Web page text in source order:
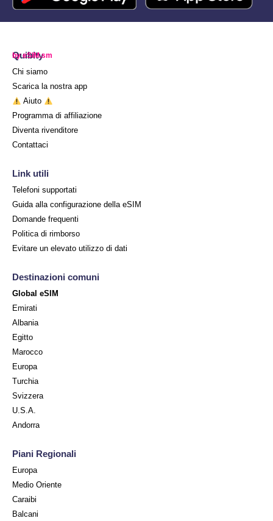
Quibity
by eSIM.sm
Chi siamo
Scarica la nostra app
Aiuto
Programma di affiliazione
Diventa rivenditore
Contattaci
Link utili
Telefoni supportati
Guida alla configurazione della eSIM
Domande frequenti
Politica di rimborso
Evitare un elevato utilizzo di dati
Destinazioni comuni
Global eSIM
Emirati
Albania
Egitto
Marocco
Europa
Turchia
Svizzera
U.S.A.
Andorra
Piani Regionali
Europa
Medio Oriente
Caraibi
Balcani